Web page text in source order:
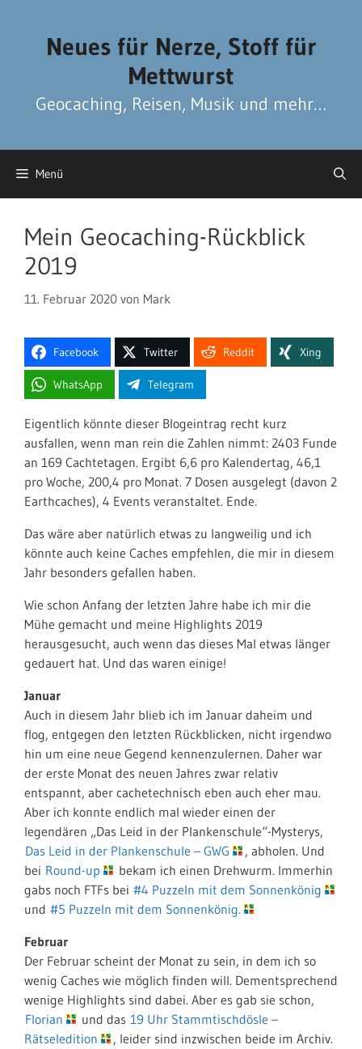
Neues für Nerze, Stoff für
Mettwurst
Geocaching, Reisen, Musik und mehr…
Menü
Mein Geocaching-Rückblick
2019
11. Februar 2020 von Mark
Facebook Twitter Reddit Xing
WhatsApp Telegram
Eigentlich könnte dieser Blogeintrag recht kurz
ausfallen, wenn man rein die Zahlen nimmt: 2403 Funde
an 169 Cachtetagen. Ergibt 6,6 pro Kalendertag, 46,1
pro Woche, 200,4 pro Monat. 7 Dosen ausgelegt (davon 2
Earthcaches), 4 Events veranstaltet. Ende.
Das wäre aber natürlich etwas zu langweilig und ich
könnte auch keine Caches empfehlen, die mir in diesem
Jahr besonders gefallen haben.
Wie schon Anfang der letzten Jahre habe ich mir die
Mühe gemacht und meine Highlights 2019
herausgesucht, auch wenn das dieses Mal etwas länger
gedauert hat. Und das waren einige!
Januar
Auch in diesem Jahr blieb ich im Januar daheim und
flog, entgegen den letzten Rückblicken, nicht irgendwo
hin um eine neue Gegend kennenzulernen. Daher war
der erste Monat des neuen Jahres zwar relativ
entspannt, aber cachetechnisch eben auch eher mau.
Aber ich konnte endlich mal wieder einen der
legendären „Das Leid in der Plankenschule“-Mysterys,
Das Leid in der Plankenschule – GWG
, abholen. Und
bei Round-up
bekam ich einen Drehwurm. Immerhin
gabs noch FTFs bei #4 Puzzeln mit dem Sonnenkönig
und #5 Puzzeln mit dem Sonnenkönig.
Februar
Der Februar scheint der Monat zu sein, in dem ich so
wenig Caches wie möglich finden will. Dementsprechend
wenige Highlights sind dabei. Aber es gab sie schon,
Florian
und das 19 Uhr Stammtischdösle –
Rätseledition
, leider sind inzwischen beide im Archiv.